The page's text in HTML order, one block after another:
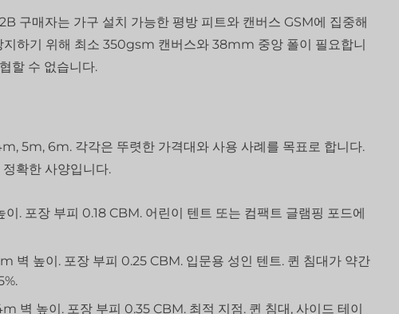
구매자는 가구 설치 가능한 평방 피트와 캔버스 GSM에 집중해
하기 위해 최소 350gsm 캔버스와 38mm 중앙 폴이 필요합니
할 수 없습니다.
5m, 6m. 각각은 뚜렷한 가격대와 사용 사례를 목표로 합니다.
확한 사양입니다.
이. 포장 부피 0.18 CBM. 어린이 텐트 또는 컴팩트 글램핑 포드에
벽 높이. 포장 부피 0.25 CBM. 입문용 성인 텐트. 퀸 침대가 약간
벽 높이. 포장 부피 0.35 CBM. 최적 지점. 퀸 침대, 사이드 테이